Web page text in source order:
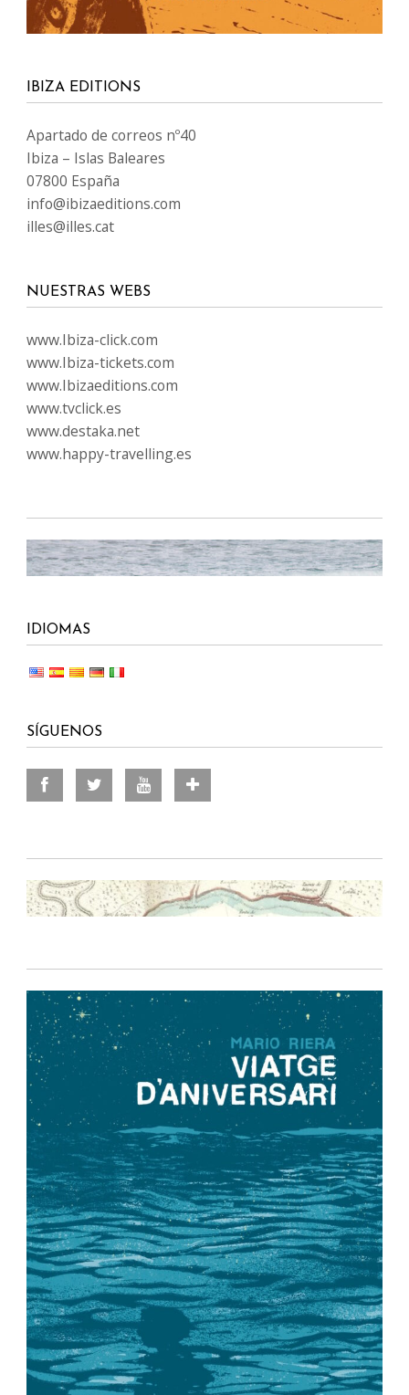
IBIZA EDITIONS
Apartado de correos nº40
Ibiza – Islas Baleares
07800 España
info@ibizaeditions.com
illes@illes.cat
NUESTRAS WEBS
www.Ibiza-click.com
www.Ibiza-tickets.com
www.Ibizaeditions.com
www.tvclick.es
www.destaka.net
www.happy-travelling.es
IDIOMAS
SÍGUENOS